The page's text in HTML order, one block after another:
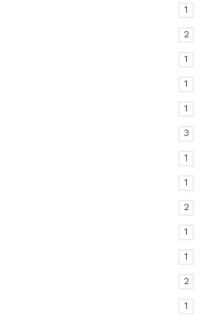
1
2
1
1
1
3
1
1
2
1
1
2
1